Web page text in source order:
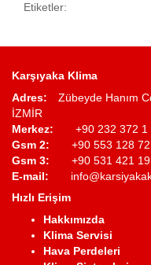
Etiketler:
Karşıyaka Klima
Adres: Zübeyde Hanım
İZMİR
Merkez: +90 232 372 1
Gsm 2: +90 553 128
Gsm 3: +90 531 421
E-mail:
Hızlı Erişim
Hakkımızda
Klima Servisi
Hava Perdeleri